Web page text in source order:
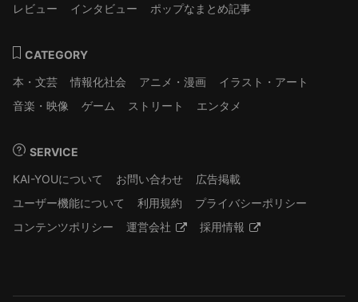
レビュー
インタビュー ポップなまとめ記事
CATEGORY
本・文芸
情報化社会 アニメ・漫画
イラスト・アート
音楽・映像
ゲーム ストリート エンタメ
SERVICE
KAI-YOUについて
お問い合わせ
広告掲載
ユーザー機能について
利用規約
プライバシーポリシー
コンテンツポリシー
運営会社 採用情報